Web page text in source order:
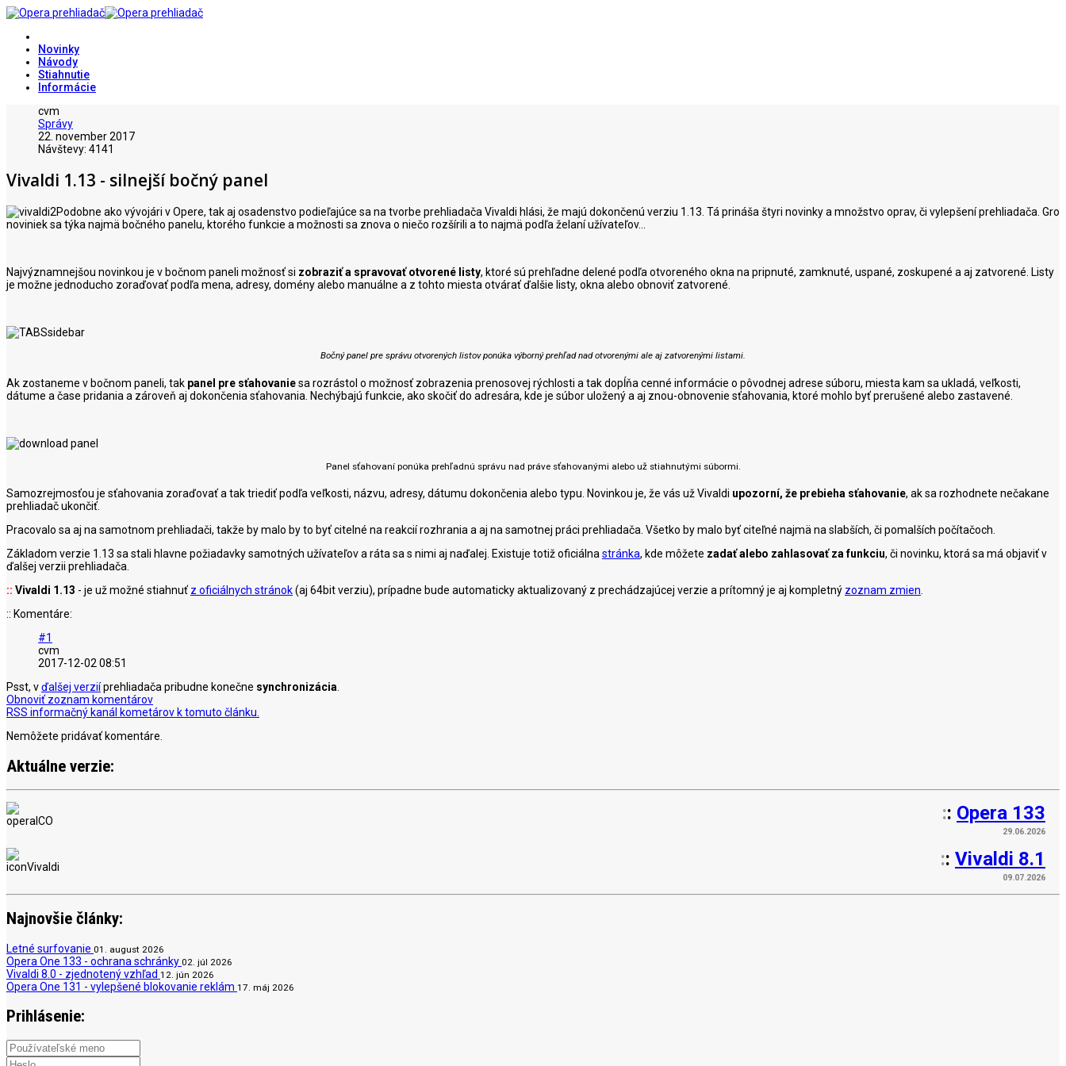
Novinky
Návody
Stiahnutie
Informácie
cvm
Správy
22. november 2017
Návštevy: 4141
Vivaldi 1.13 - silnejší bočný panel
Podobne ako vývojári v Opere, tak aj osadenstvo podieľajúce sa na tvorbe prehliadača Vivaldi hlási, že majú dokončenú verziu 1.13. Tá prináša štyri novinky a množstvo oprav, či vylepšení prehliadača. Gro
noviniek sa týka najmä bočného panelu, ktorého funkcie a možnosti sa znova o niečo rozšírili a to najmä podľa želaní užívateľov...
Najvýznamnejšou novinkou je v bočnom paneli možnosť si zobraziť a spravovať otvorené listy, ktoré sú prehľadne delené podľa otvoreného okna na pripnuté, zamknuté, uspané, zoskupené a aj zatvorené. Listy
je možne jednoducho zoraďovať podľa mena, adresy, domény alebo manuálne a z tohto miesta otvárať ďalšie listy, okna alebo obnoviť zatvorené.
Bočný panel pre správu otvorených listov ponúka výborný prehľad nad otvorenými ale aj zatvorenými listami.
Ak zostaneme v bočnom paneli, tak panel pre sťahovaniesa rozrástol o možnosť zobrazenia prenosovej rýchlosti a tak dopĺňa cenné informácie o pôvodnej adrese súboru, miesta kam sa ukladá, veľkosti,
dátume a čase pridania a zároveň aj dokončenia sťahovania. Nechýbajú funkcie, ako skočiť do adresára, kde je súbor uložený a aj znou-obnovenie sťahovania, ktoré mohlo byť prerušené alebo zastavené.
Panel sťahovaní ponúka prehľadnú správu nad práve sťahovanými alebo už stiahnutými súbormi.
Samozrejmosťou je sťahovania zoraďovať a tak triediť podľa veľkosti, názvu, adresy, dátumu dokončenia alebo typu. Novinkou je, že vás už Vivaldi upozorní, že prebieha sťahovanie, ak sa rozhodnete nečakane
prehliadač ukončiť.
Pracovalo sa aj na samotnom prehliadači, takže by malo by to byť citelné na reakcií rozhrania a aj na samotnej práci prehliadača. Všetko by malo byť citeľné najmä na slabších, či pomalších počítačoch.
Základom verzie 1.13 sa stali hlavne požiadavky samotných užívateľov a ráta sa s nimi aj naďalej. Existuje totiž oficiálna stránka, kde môžete zadať alebo zahlasovať za funkciu, či novinku, ktorá sa má objaviť v
ďalšej verzii prehliadača.
:: Vivaldi 1.13 - je už možné stiahnuť z oficiálnych stránok(aj 64bit verziu), prípadne bude automaticky aktualizovaný z prechádzajúcej verzie a prítomný je aj kompletný zoznam zmien
:: Komentáre:
#1
cvm
2017-12-02 08:51
Psst, vďalšej verziíprehliadača pribudne konečne synchronizácia
Obnoviť zoznam komentárov
RSS informačný kanál kometárov k tomuto článku.
Nemôžete pridávať komentáre.
Aktuálne verzie:
:: Opera 133
29.06.2026
:: Vivaldi 8.1
09.07.2026
Najnovšie články:
Letné surfovanie 01. august 2026
Opera One 133 - ochrana schránky 02. júl 2026
Vivaldi 8.0 - zjednotený vzhľad 12. jún 2026
Opera One 131 - vylepšené blokovanie reklám 17. máj 2026
Prihlásenie: